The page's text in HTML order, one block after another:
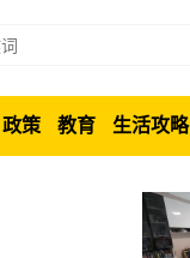
政策 教育 生活攻略
1